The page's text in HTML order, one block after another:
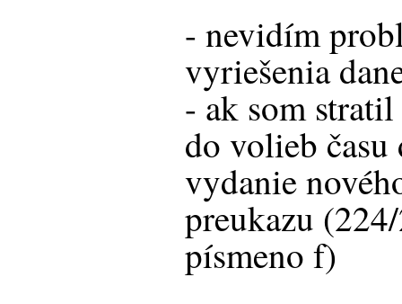
- nevidím
vyriešenia
- ak som
do volieb času
vydanie
preukazu
písmeno f)